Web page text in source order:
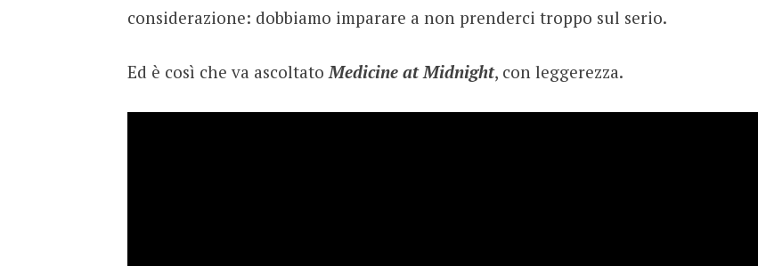
considerazione: dobbiamo imparare a non prenderci troppo sul serio.
Ed è così che va ascoltatoMedicine at Midnight, con leggerezza.